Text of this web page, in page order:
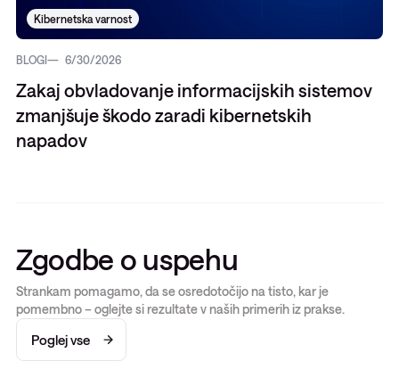
Kibernetska varnost
BLOGI 6/30/2026
Zakaj obvladovanje informacijskih sistemov
zmanjšuje škodo zaradi kibernetskih
napadov
Zgodbe o uspehu
Strankam pomagamo, da se osredotočijo na tisto, kar je
pomembno – oglejte si rezultate v naših primerih iz prakse.
Poglej vse